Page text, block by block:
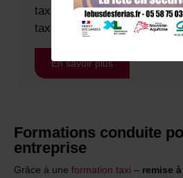
taxi Pour exercer l’activité
taxi il...
En savoir plus
Formations conduite
entreprise
Grâce à une formation taxi – remise